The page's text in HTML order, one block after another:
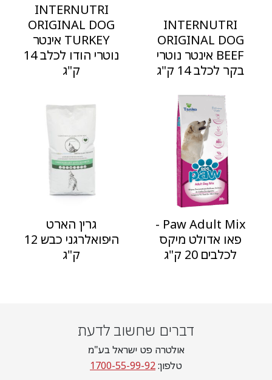
INTERNUTRI
ORIGINAL DOG
BEEF אינטר נוטרי
בקר לכלב 14 ק"ג
INTERNUTRI
ORIGINAL DOG
TURKEY אינטר
נוטרי הודו לכלב 14
ק"ג
Paw Adult Mix -
פאו אדולט מיקס
לכלבים 20 ק"ג
גרין הארט
היפואלרגני כבש 12
ק"ג
דברים שחשוב לדעת
אולטרה פט ישראל בע"מ
טלפון:1700-55-99-92